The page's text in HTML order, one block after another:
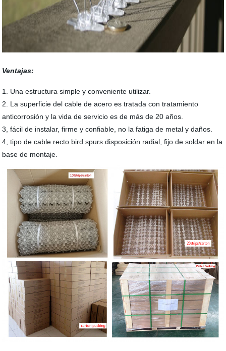
Ventajas:
1. Una estructura simple y conveniente utilizar.
2. La superficie del cable de acero es tratada con tratamiento
anticorrosión y la vida de servicio es de más de 20 años.
3, fácil de instalar, firme y confiable, no la fatiga de metal y daños.
4, tipo de cable recto bird spurs disposición radial, fijo de soldar en la
base de montaje.